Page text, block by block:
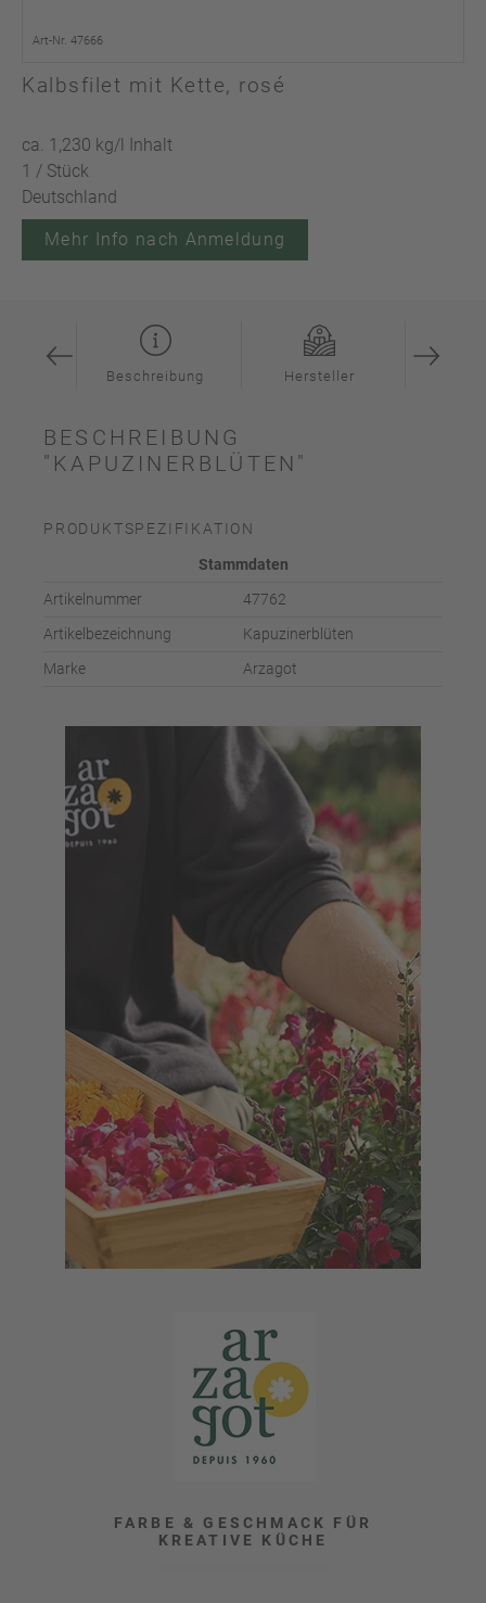
Art-Nr. 47666
Kalbsfilet mit Kette, rosé
ca. 1,230 kg/l Inhalt
1 / Stück
Deutschland
Mehr Info nach Anmeldung
Beschreibung Hersteller
BESCHREIBUNG
"KAPUZINERBLÜTEN"
PRODUKTSPEZIFIKATION
Stammdaten
Artikelnummer
47762
Artikelbezeichnung
Kapuzinerblüten
Marke
Arzagot
FARBE & GESCHMACK FÜR
KREATIVE KÜCHE